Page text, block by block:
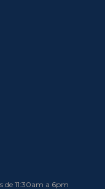
de 11:30am a 6pm